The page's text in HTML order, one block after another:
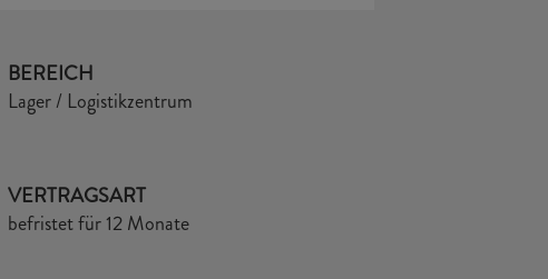
BEREICH
Lager / Logistikzentrum
VERTRAGSART
befristet für 12 Monate